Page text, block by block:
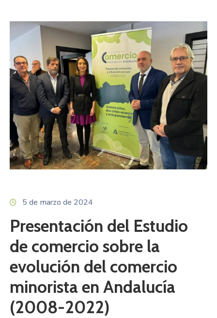
5 de marzo de 2024
Presentación del Estudio
de comercio sobre la
evolución del comercio
minorista en Andalucía
(2008-2022)